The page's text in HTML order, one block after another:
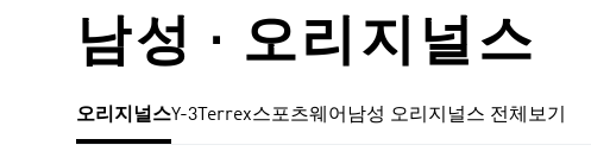
남성 · 오리지널스
오리지널스Y-3 Terrex스포츠웨어 남성 오리지널스 전체보기